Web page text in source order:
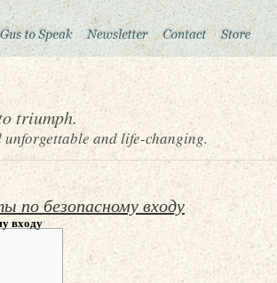
triumph.
unforgettable and life-changing.
по безопасному входу
входу